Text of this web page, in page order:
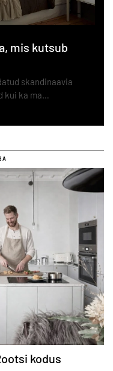
mis kutsub
skandinaavia
kui ka ma…
kodus